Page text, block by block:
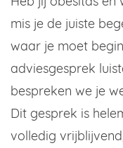
mis je de juiste
waar je moet
adviesgesprek
bespreken we je
Dit gesprek is
volledig